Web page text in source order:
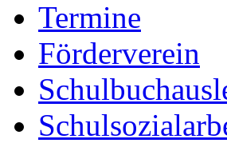
Termine
Förderverein